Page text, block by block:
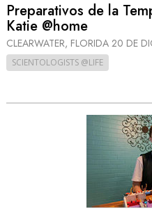
Preparativos de la
Katie @home
CLEARWATER, FLORIDA 20 DE
SCIENTOLOGISTS @LIFE